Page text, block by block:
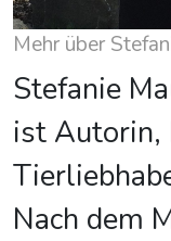
Mehr über
Stefanie
ist Autorin,
Nach dem